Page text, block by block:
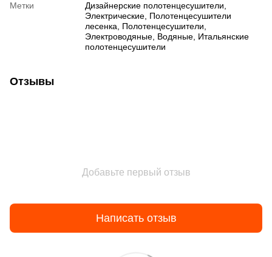
Метки Дизайнерские полотенцесушители
Электрические Полотенцесушители
лесенка
Полотенцесушители
Электроводяные Водяные Итальянские
полотенцесушители
Отзывы
Добавьте первый отзыв
Написать отзыв